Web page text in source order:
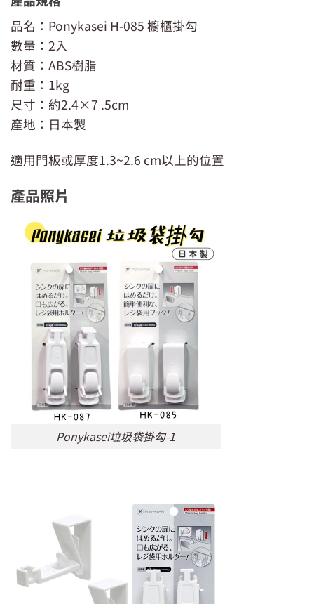
品名：Ponykasei H-085 櫥櫃掛勾
數量：2入
材質：ABS樹脂
耐重：1kg
尺寸：約2.4×7 .5cm
產地：日本製
適用門板或厚度1.3~2.6 cm以上的位置
產品照片
Ponykasei垃圾袋掛勾-1